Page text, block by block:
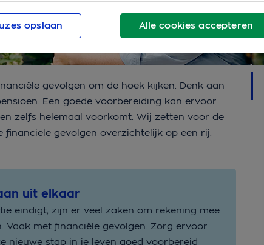
gevolgen om de hoek kijken. Denk aan
Een goede voorbereiding kan ervoor
zelfs helemaal voorkomt. Wij zetten voor de
financiële gevolgen overzichtelijk op een rij.
uit elkaar
eindigt, zijn er veel zaken om rekening mee
Vaak met financiële gevolgen. Zorg ervoor
nieuwe stap in je leven goed voorbereid
Alle cookies accepteren
opslaan